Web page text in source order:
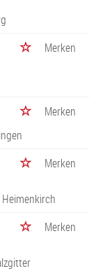
Merken
Merken
Merken
Merken